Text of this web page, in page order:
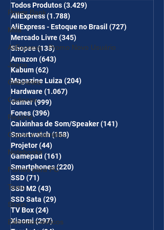
Power Bank
Mifa
AliExpress - Promo Novo Usuário
Jogos
Gabinetes
Cadeiras
Realme
Copos e Garrafas
Notebooks
Fontes para PC
Temu
Shein
Eletrodomésticos
desc em 10 itens) OS
CUPONS SÃO VÁLIDOS NO
COMBO
Todos Produtos(3.429)
AliExpress(1.788)
AliExpress - Estoque no Brasil (727)
Mercado Livre(345)
Shopee(138)138 posts
Amazon(643)
Kabum(62)
Magazine Luiza (204)
Hardware(1.067)
Gamer(999)
Fones(396)
Caixinhas de Som/Speaker(141)
Smartwatch(158)
Projetor(44)
Gamepad(161)
Smartphones(220)
SSD(71)
SSD M2(43)
SSD Sata (29)
TV Box(24)
Xiaomi(297)297 posts